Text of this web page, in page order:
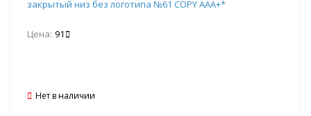
закрытый низ без логотипа №61 COPY AAA+*
Цена: 91
Нет в наличии